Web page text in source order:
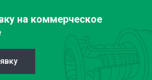
на коммерческое